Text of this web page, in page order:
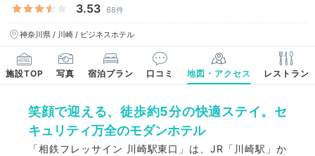
3.53 68件
神奈川県 / 川崎 / ビジネスホテル
施設TOP 写真 宿泊プラン 口コミ 地図・アクセス レストラン
笑顔で迎える、徒歩約5分の快適ステイ。セ
キュリティ万全のモダンホテル
「相鉄フレッサイン 川崎駅東口」は、JR「川崎駅」か